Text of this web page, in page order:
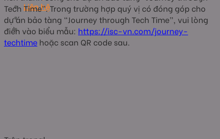
Liên hệ
Tech Time”. Trong trường hợp quý vị có đóng góp cho
dự án bảo tàng “Journey through Tech Time”, vui lòng
điền vào biểu mẫu: https://isc-vn.com/journey-
techtime hoặc scan QR code sau.